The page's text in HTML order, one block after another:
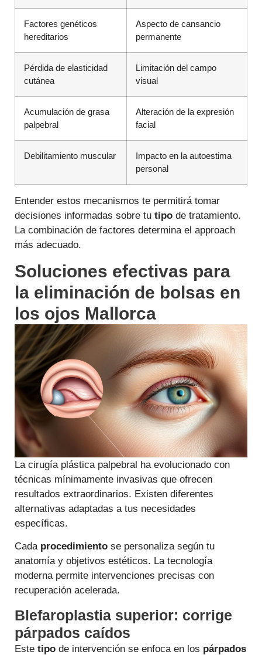
Factores genéticos
hereditarios
Aspecto de cansancio
permanente
Pérdida de elasticidad
cutánea
Limitación del campo
visual
Acumulación de grasa
palpebral
Alteración de la expresión
facial
Debilitamiento muscular
Impacto en la autoestima
personal
Entender estos mecanismos te permitirá tomar
decisiones informadas sobre tu tipo de tratamiento.
La combinación de factores determina el approach
más adecuado.
Soluciones efectivas para
la eliminación de bolsas en
los ojos Mallorca
La cirugía plástica palpebral ha evolucionado con
técnicas mínimamente invasivas que ofrecen
resultados extraordinarios. Existen diferentes
alternativas adaptadas a tus necesidades
específicas.
Cada procedimiento se personaliza según tu
anatomía y objetivos estéticos. La tecnología
moderna permite intervenciones precisas con
recuperación acelerada.
Blefaroplastia superior: corrige
párpados caídos
Este tipo de intervención se enfoca en los párpados